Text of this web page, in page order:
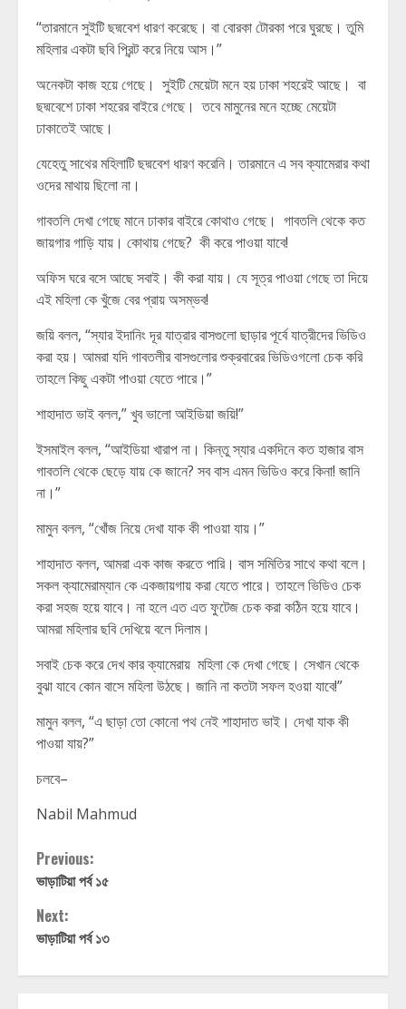
“তারমানে সুইটি ছদ্মবেশ ধারণ করেছে। বা বোরকা টোরকা পরে ঘুরছে। তুমি
মহিলার একটা ছবি প্রিন্ট করে নিয়ে আস।”
অনেকটা কাজ হয়ে গেছে। সুইটি মেয়েটা মনে হয় ঢাকা শহরেই আছে। বা
ছদ্মবেশে ঢাকা শহরের বাইরে গেছে। তবে মামুনের মনে হচ্ছে মেয়েটা
ঢাকাতেই আছে।
যেহেতু সাথের মহিলাটি ছদ্মবেশ ধারণ করেনি। তারমানে এ সব ক্যামেরার কথা
ওদের মাথায় ছিলো না।
গাবতলি দেখা গেছে মানে ঢাকার বাইরে কোথাও গেছে। গাবতলি থেকে কত
জায়গার গাড়ি যায়। কোথায় গেছে? কী করে পাওয়া যাবে!
অফিস ঘরে বসে আছে সবাই। কী করা যায়। যে সূত্র পাওয়া গেছে তা দিয়ে
এই মহিলা কে খুঁজে বের প্রায় অসম্ভব!
জয়ি বলল, “স্যার ইদানিং দূর যাত্রার বাসগুলো ছাড়ার পূর্বে যাত্রীদের ভিডিও
করা হয়। আমরা যদি গাবতলীর বাসগুলোর শুক্রবারের ভিডিওগলো চেক করি
তাহলে কিছু একটা পাওয়া যেতে পারে।”
শাহাদাত ভাই বলল,” খুব ভালো আইডিয়া জয়ি!”
ইসমাইল বলল, “আইডিয়া খারাপ না। কিন্তু স্যার একদিনে কত হাজার বাস
গাবতলি থেকে ছেড়ে যায় কে জানে? সব বাস এমন ভিডিও করে কিনা! জানি
না।”
মামুন বলল, “খোঁজ নিয়ে দেখা যাক কী পাওয়া যায়।”
শাহাদাত বলল, আমরা এক কাজ করতে পারি। বাস সমিতির সাথে কথা বলে।
সকল ক্যামেরাম্যান কে একজায়গায় করা যেতে পারে। তাহলে ভিডিও চেক
করা সহজ হয়ে যাবে। না হলে এত এত ফুটেজ চেক করা কঠিন হয়ে যাবে।
আমরা মহিলার ছবি দেখিয়ে বলে দিলাম।
সবাই চেক করে দেখ কার ক্যামেরায় মহিলা কে দেখা গেছে। সেখান থেকে
বুঝা যাবে কোন বাসে মহিলা উঠছে। জানি না কতটা সফল হওয়া যাবে!”
মামুন বলল, “এ ছাড়া তো কোনো পথ নেই শাহাদাত ভাই। দেখা যাক কী
পাওয়া যায়?”
চলবে–
Nabil Mahmud
Continue
Reading
Previous:
ভাড়াটিয়া পর্ব ১৫
Next:
ভাড়াটিয়া পর্ব ১৩